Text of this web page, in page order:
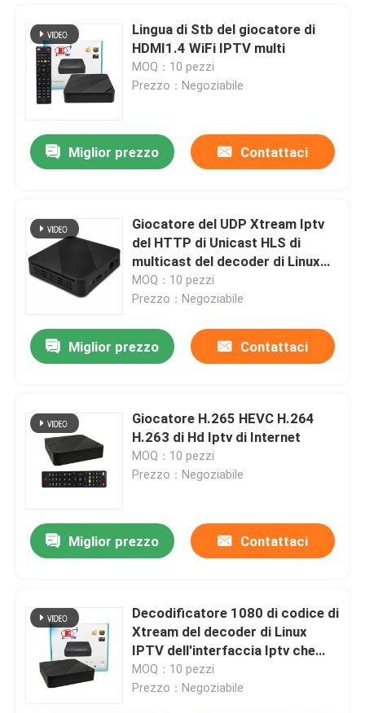
Casa
Mostra VR
Lingua di Stb del giocatore di
HDMI1.4 WiFi IPTV multi
MOQ：10 pezzi
Prezzo：Negoziabile
Miglior prezzo Contattaci
Giocatore del UDP Xtream Iptv
del HTTP di Unicast HLS di
multicast del decoder di Linux
IPTV di personalizzazione
MOQ：10 pezzi
Prezzo：Negoziabile
Miglior prezzo Contattaci
Giocatore H.265 HEVC H.264
H.263 di Hd Iptv di Internet
MOQ：10 pezzi
Prezzo：Negoziabile
Miglior prezzo Contattaci
Decodificatore 1080 di codice di
Xtream del decoder di Linux
IPTV dell'interfaccia Iptv che
scorre dispositivo
MOQ：10 pezzi
Prezzo：Negoziabile